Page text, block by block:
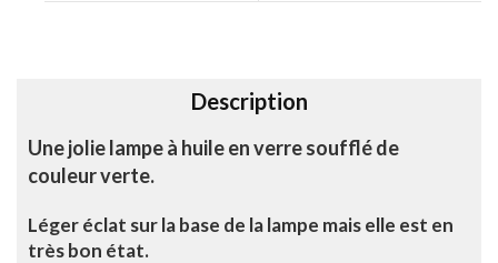
:
Description
Une jolie lampe à huile en verre soufflé de
couleur verte.
Léger éclat sur la base de la lampe mais elle est en
très bon état.